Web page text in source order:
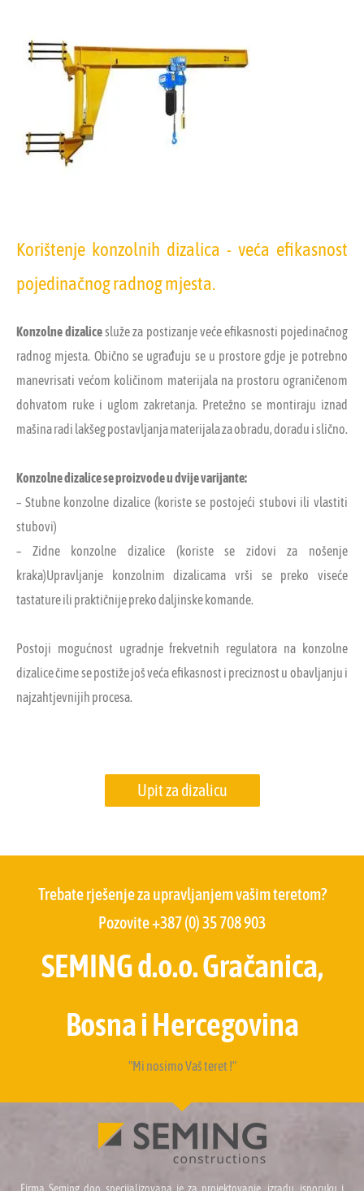
Korištenje konzolnih dizalica - veća efikasnost
pojedinačnog radnog mjesta.
Konzolne dizalicesluže za postizanje veće efikasnosti pojedinačnog
radnog mjesta. Obično se ugrađuju se u prostore gdje je potrebno
manevrisati većom količinom materijala na prostoru ograničenom
dohvatom ruke i uglom zakretanja. Pretežno se montiraju iznad
mašina radi lakšeg postavljanja materijala za obradu, doradu i slično.
Konzolne dizalice se proizvode u dvije varijante:
– Stubne konzolne dizalice (koriste se postojeći stubovi ili vlastiti
stubovi)
– Zidne konzolne dizalice (koriste se zidovi za nošenje
kraka)Upravljanje konzolnim dizalicama vrši se preko viseće
tastature ili praktičnije preko daljinske komande.
Postoji mogućnost ugradnje frekvetnih regulatora na konzolne
dizalice čime se postiže još veća efikasnost i preciznost u obavljanju i
najzahtjevnijih procesa.
Upit za dizalicu
Trebate rješenje za upravljanjem vašim teretom?
Pozovite +387 (0) 35 708 903
SEMING d.o.o. Gračanica,
Bosna i Hercegovina
"Mi nosimo Vaš teret !"
Firma Seming doo specijalizovana je za projektovanje, izradu, isporuku i